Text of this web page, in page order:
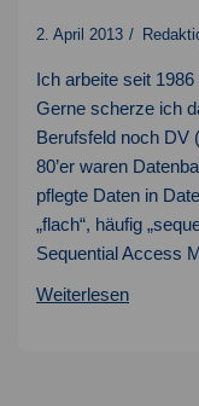
2. April 2013
Ich arbeite seit
Gerne scherze ich
Berufsfeld noch DV
80’er waren
pflegte Daten in
„flach“, häufig
Sequential Access
WeiterlesenÜber